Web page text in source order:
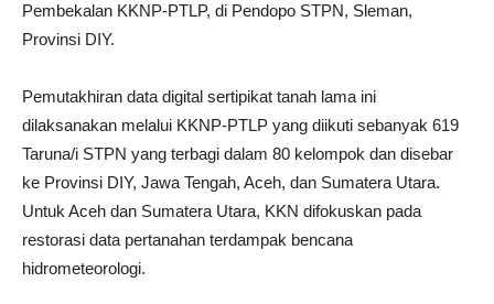
Pembekalan KKNP-PTLP, di Pendopo STPN, Sleman,
Provinsi DIY.
Pemutakhiran data digital sertipikat tanah lama ini
dilaksanakan melalui KKNP-PTLP yang diikuti sebanyak 619
Taruna/i STPN yang terbagi dalam 80 kelompok dan disebar
ke Provinsi DIY, Jawa Tengah, Aceh, dan Sumatera Utara.
Untuk Aceh dan Sumatera Utara, KKN difokuskan pada
restorasi data pertanahan terdampak bencana
hidrometeorologi.